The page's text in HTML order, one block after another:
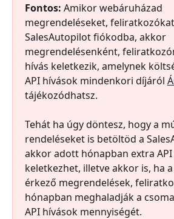
Fontos: Amikor webáruházad
megrendeléseket,
SalesAutopilot fiókodba, akkor
megrendelésenként,
hívás keletkezik, amelynek
API hívások mindenkori díjáról
tájékozódhatsz.
Tehát ha úgy döntesz, hogy a
rendeléseket is betöltöd a
akkor adott hónapban extra API
keletkezhet, illetve akkor is, ha
érkező megrendelések,
hónapban meghaladják a
API hívások mennyiségét.